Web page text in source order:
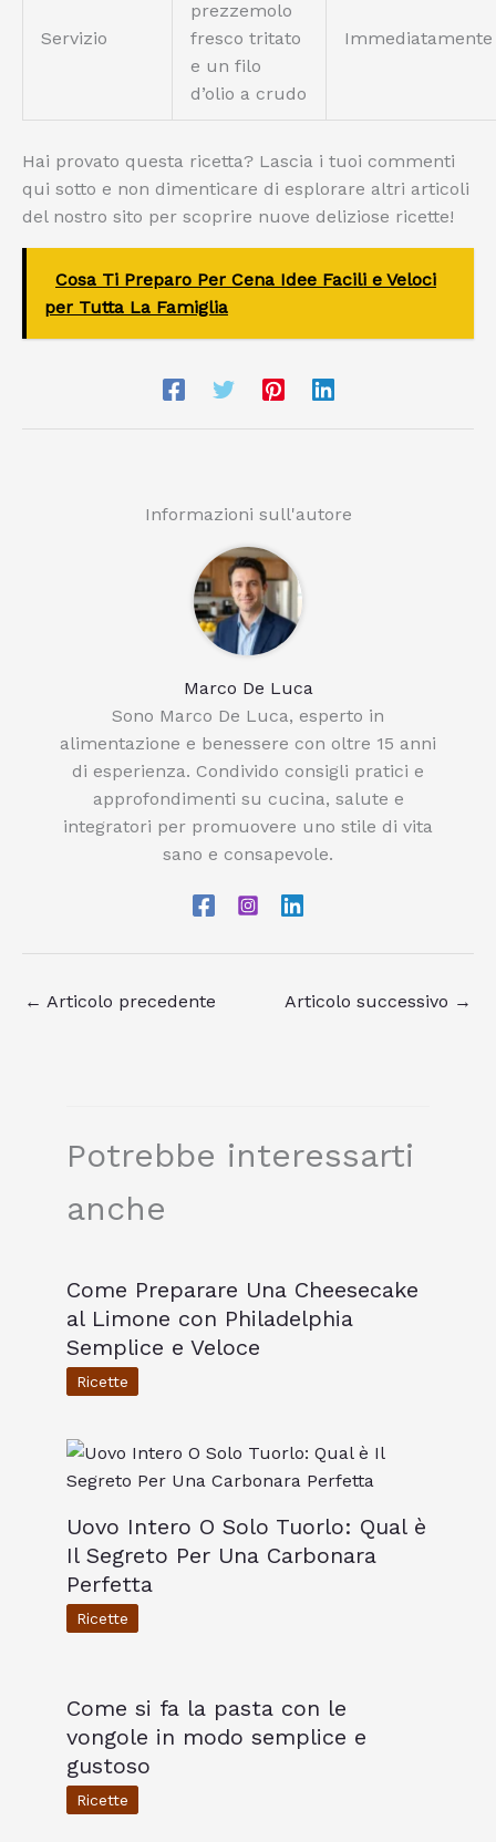
Servizio
prezzemolo
fresco tritato
e un filo
d’olio a crudo
Immediatamente
Hai provato questa ricetta? Lascia i tuoi commenti
qui sotto e non dimenticare di esplorare altri articoli
del nostro sito per scoprire nuove deliziose ricette!
Cosa Ti Preparo Per Cena Idee Facili e Veloci
per Tutta La Famiglia
Informazioni sull'autore
Marco De Luca
Sono Marco De Luca, esperto in
alimentazione e benessere con oltre 15 anni
di esperienza. Condivido consigli pratici e
approfondimenti su cucina, salute e
integratori per promuovere uno stile di vita
sano e consapevole.
← Articolo precedente Articolo successivo →
Potrebbe interessarti
anche
Come Preparare Una Cheesecake
al Limone con Philadelphia
Semplice e Veloce
Ricette
Uovo Intero O Solo Tuorlo: Qual è
Il Segreto Per Una Carbonara
Perfetta
Ricette
Come si fa la pasta con le
vongole in modo semplice e
gustoso
Ricette